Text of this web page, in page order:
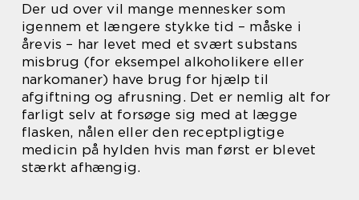
Der ud over vil mange mennesker som
igennem et længere stykke tid – måske i
årevis – har levet med et svært substans
misbrug (for eksempel alkoholikere eller
narkomaner) have brug for hjælp til
afgiftning og afrusning. Det er nemlig alt for
farligt selv at forsøge sig med at lægge
flasken, nålen eller den receptpligtige
medicin på hylden hvis man først er blevet
stærkt afhængig.